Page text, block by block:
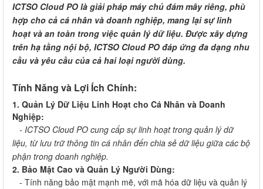
ICTSO Cloud PO là giải pháp máy chủ đám mây riêng, phù
hợp cho cả cá nhân và doanh nghiệp, mang lại sự linh
hoạt và an toàn trong việc quản lý dữ liệu. Được xây dựng
trên hạ tầng nội bộ, ICTSO Cloud PO đáp ứng đa dạng nhu
cầu và yêu cầu của cả hai loại người dùng.
Tính Năng và Lợi Ích Chính:
1. Quản Lý Dữ Liệu Linh Hoạt cho Cá Nhân và Doanh
Nghiệp:
- ICTSO Cloud PO cung cấp sự linh hoạt trong quản lý dữ
liệu, từ lưu trữ thông tin cá nhân đến chia sẻ dữ liệu giữa các bộ
phận trong doanh nghiệp.
2. Bảo Mật Cao và Quản Lý Người Dùng:
- Tính năng bảo mật mạnh mẽ, với mã hóa dữ liệu và quản lý